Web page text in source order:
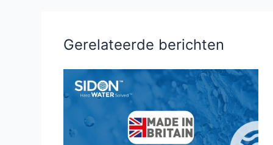
Gerelateerde berichten